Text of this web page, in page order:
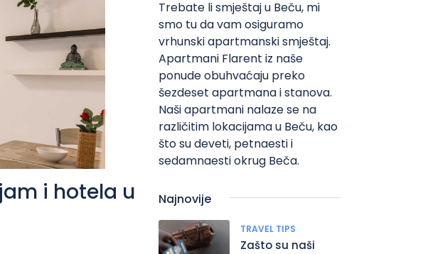
i hotela u
Trebate li smještaj u Beču, mi
smo tu da vam osiguramo
vrhunski apartmanski smještaj.
Apartmani Flarent iz naše
ponude obuhvaćaju preko
šezdeset apartmana i stanova.
Naši apartmani nalaze se na
različitim lokacijama u Beču, kao
što su deveti, petnaesti i
sedamnaesti okrug Beča.
Najnovije
TRAVEL TIPS
Zašto su naši